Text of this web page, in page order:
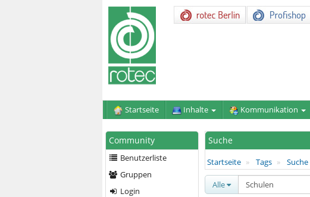
Startseite Inhalte Kommunikation
Community
Benutzerliste
Gruppen
Login
Suche
Startseite Tags Suche
Alle